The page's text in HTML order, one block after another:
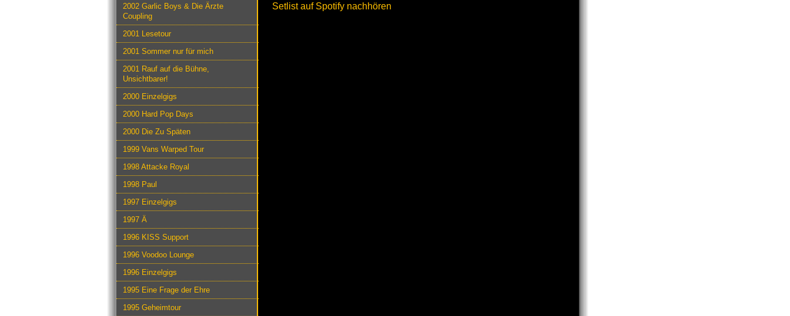
2002 Garlic Boys & Die Ärzte
Coupling
2001 Lesetour
2001 Sommer nur für mich
2001 Rauf auf die Bühne,
Unsichtbarer!
2000 Einzelgigs
2000 Hard Pop Days
2000 Die Zu Späten
1999 Vans Warped Tour
1998 Attacke Royal
1998 Paul
1997 Einzelgigs
1997 Ä
1996 KISS Support
1996 Voodoo Lounge
1996 Einzelgigs
1995 Eine Frage der Ehre
1995 Geheimtour
Setlist auf Spotify nachhören